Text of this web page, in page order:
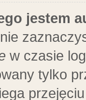
jestem
w czasie
tylko